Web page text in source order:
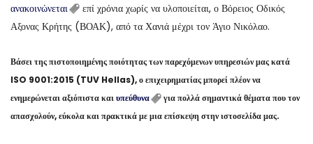
ανακοινώνεται
επί χρόνια χωρίς να υλοποιείται, ο Βόρειος Οδικός
Αξονας Κρήτης (ΒΟΑΚ), από τα Χανιά μέχρι τον Άγιο Νικόλαο.
Βάσει της πιστοποιημένης ποιότητας των παρεχόμενων υπηρεσιών μας κατά
ISO 9001:2015 (TUV Hellas), ο επιχειρηματίας μπορεί πλέον να
ενημερώνεται αξιόπιστα καιυπεύθυνα
για πολλά σημαντικά θέματα που τον
απασχολούν, εύκολα και πρακτικά με μια επίσκεψη στην ιστοσελίδα μας.